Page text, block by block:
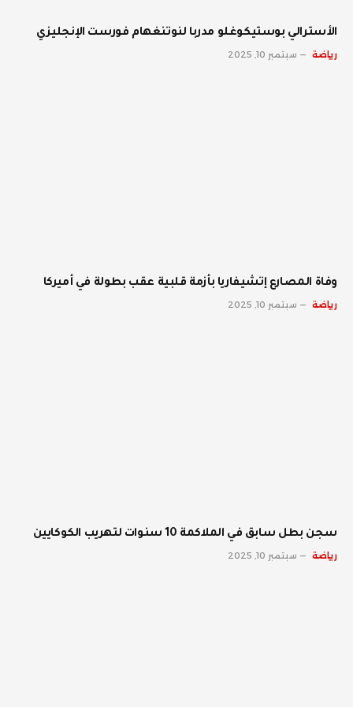
الأسترالي بوستيكوغلو مدربا لنوتنغهام فورست الإنجليزي
رياضة سبتمبر 10, 2025
وفاة المصارع إتشيفاريا بأزمة قلبية عقب بطولة في أميركا
رياضة سبتمبر 10, 2025
سجن بطل سابق في الملاكمة 10 سنوات لتهريب الكوكايين
رياضة سبتمبر 10, 2025